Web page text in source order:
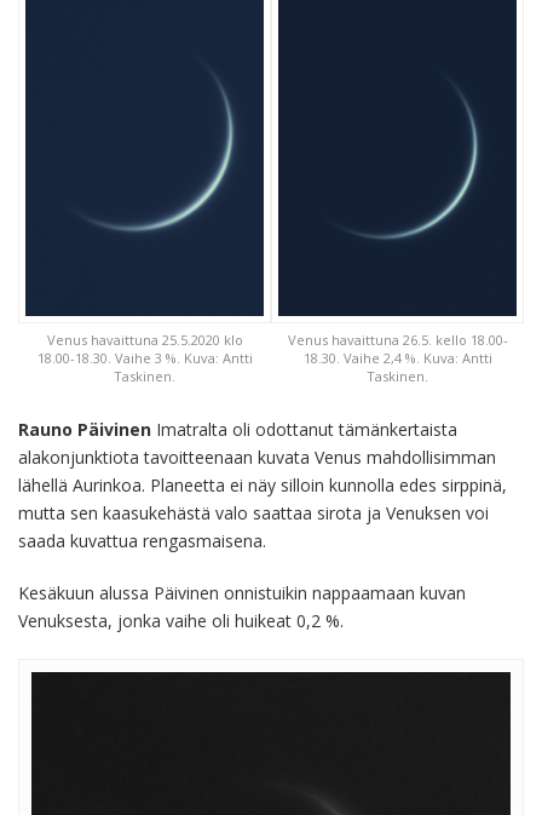
Venus havaittuna 25.5.2020 klo
18.00-18.30. Vaihe 3 %. Kuva: Antti
Taskinen.
Venus havaittuna 26.5. kello 18.00-
18.30. Vaihe 2,4 %. Kuva: Antti
Taskinen.
Rauno Päivinen Imatralta oli odottanut tämänkertaista
alakonjunktiota tavoitteenaan kuvata Venus mahdollisimman
lähellä Aurinkoa. Planeetta ei näy silloin kunnolla edes sirppinä,
mutta sen kaasukehästä valo saattaa sirota ja Venuksen voi
saada kuvattua rengasmaisena.
Kesäkuun alussa Päivinen onnistuikin nappaamaan kuvan
Venuksesta, jonka vaihe oli huikeat 0,2 %.